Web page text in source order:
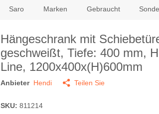
Saro Marken Gebraucht
Hängeschrank mit
geschweißt, Tiefe: 400 mm,
Line, 1200x400x(H)600mm
Anbieter Hendi Teilen Sie
SKU: 811214